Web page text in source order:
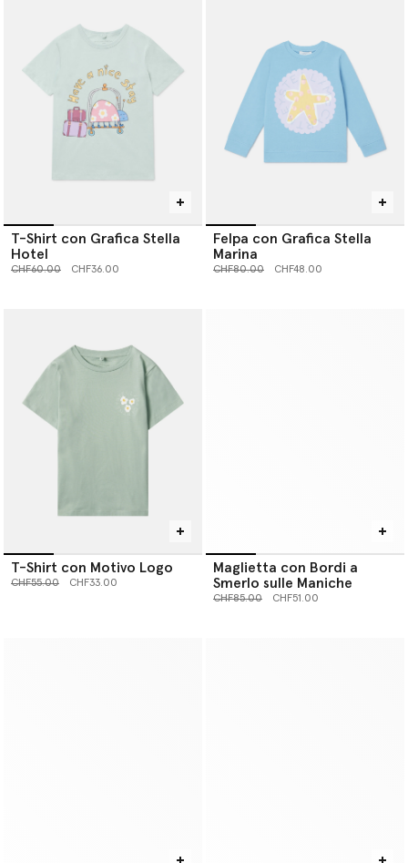
T-Shirt con Grafica Stella
Hotel
Prezzo ridotto da
CHF60.00a CHF36.00
Felpa con Grafica Stella
Marina
Prezzo ridotto da
CHF80.00a CHF48.00
T-Shirt con Motivo Logo
Prezzo ridotto da
CHF55.00a CHF33.00
Maglietta con Bordi a
Smerlo sulle Maniche
Prezzo ridotto da
CHF85.00a CHF51.00